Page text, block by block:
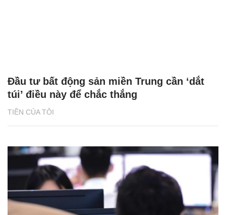
TIỀN CỦA TÔI
Đầu tư bất động sản miền Trung cần ‘dắt
túi’ điều này để chắc thắng